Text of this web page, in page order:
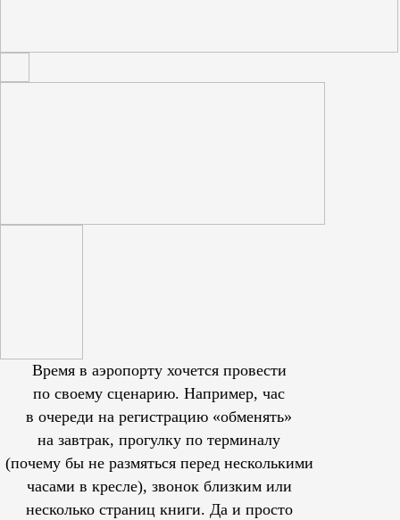
Время в аэропорту хочется провести
по своему сценарию. Например, час
в очереди на регистрацию «обменять»
на завтрак, прогулку по терминалу
(почему бы не размяться перед несколькими
часами в кресле), звонок близким или
несколько страниц книги. Да и просто